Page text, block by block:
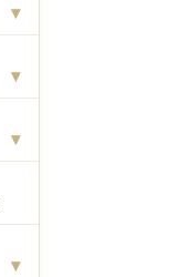
▾
▾
▾
▾